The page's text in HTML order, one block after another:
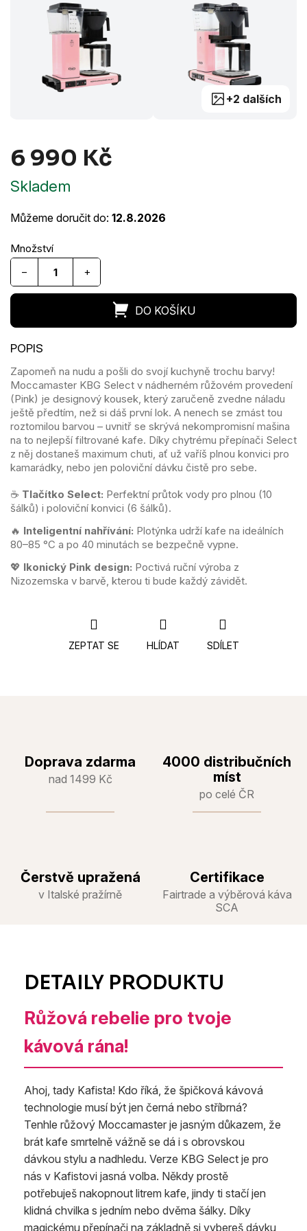
+2 dalších
6 990 Kč
Skladem
Můžeme doručit do: 12.8.2026
+
−
Zapomeň na nudu a pošli do svojí kuchyně trochu barvy!
Moccamaster KBG Select v nádherném růžovém provedení
(Pink) je designový kousek, který zaručeně zvedne náladu
ještě předtím, než si dáš první lok. A nenech se zmást tou
roztomilou barvou – uvnitř se skrývá nekompromisní mašina
na to nejlepší filtrované kafe. Díky chytrému přepínači Select
z něj dostaneš maximum chuti, ať už vaříš plnou konvici pro
kamarádky, nebo jen poloviční dávku čistě pro sebe.
☕ Tlačítko Select: Perfektní průtok vody pro plnou (10
šálků) i poloviční konvici (6 šálků).
🔥 Inteligentní nahřívání: Plotýnka udrží kafe na ideálních
80–85 °C a po 40 minutách se bezpečně vypne.
💖 Ikonický Pink design: Poctivá ruční výroba z
Nizozemska v barvě, kterou ti bude každý závidět.
ZEPTAT SE HLÍDAT SDÍLET
Doprava zdarma
nad 1499 Kč
4000 distribučních
míst
po celé ČR
Čerstvě upražená
v Italské pražírně
Certifikace
Fairtrade a výběrová káva
SCA
Růžová rebelie pro tvoje
kávová rána!
Ahoj, tady Kafista! Kdo říká, že špičková kávová
technologie musí být jen černá nebo stříbrná?
Tenhle růžový Moccamaster je jasným důkazem, že
brát kafe smrtelně vážně se dá i s obrovskou
dávkou stylu a nadhledu. Verze KBG Select je pro
nás v Kafistovi jasná volba. Někdy prostě
potřebuješ nakopnout litrem kafe, jindy ti stačí jen
klidná chvilka s jedním nebo dvěma šálky. Díky
magickému přepínači na základně si vybereš dávku